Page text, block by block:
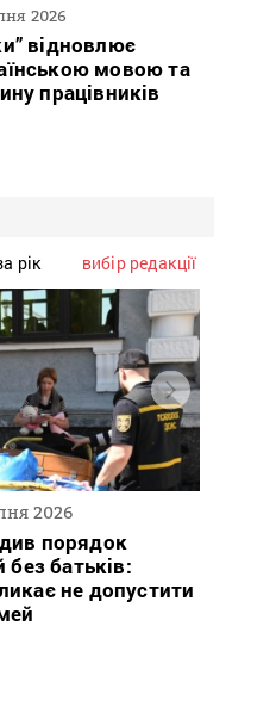
2026
відновлює
мовою та
працівників
рік вибір редакції
2026
порядок
без батьків:
не допустити